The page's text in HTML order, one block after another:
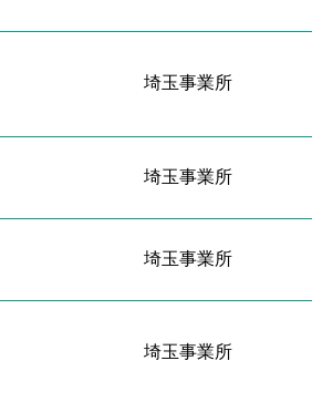
埼玉事業所
埼玉事業所
埼玉事業所
埼玉事業所